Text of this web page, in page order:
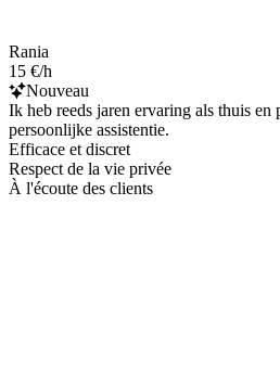
Rania
15 €/h
Nouveau
Ik heb reeds jaren ervaring als thuis en
persoonlijke assistentie.
Efficace et discret
Respect de la vie privée
À l'écoute des clients